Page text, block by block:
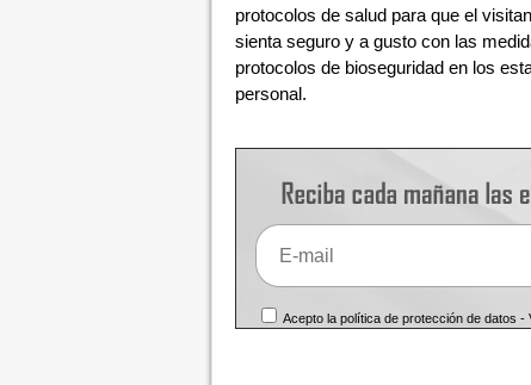
protocolos de salud para que el
sienta seguro y a gusto con las
protocolos de bioseguridad en los
personal.
Acepto la política de protección de datos -